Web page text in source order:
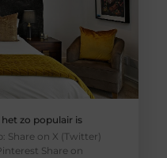
zo populair is
Share on X (Twitter)
Share on